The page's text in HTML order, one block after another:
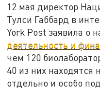
12 мая директор
Тулси Габбард в
York Post заявила о
деятельность и
чем 120
40 из них находятся
отдельно и особо